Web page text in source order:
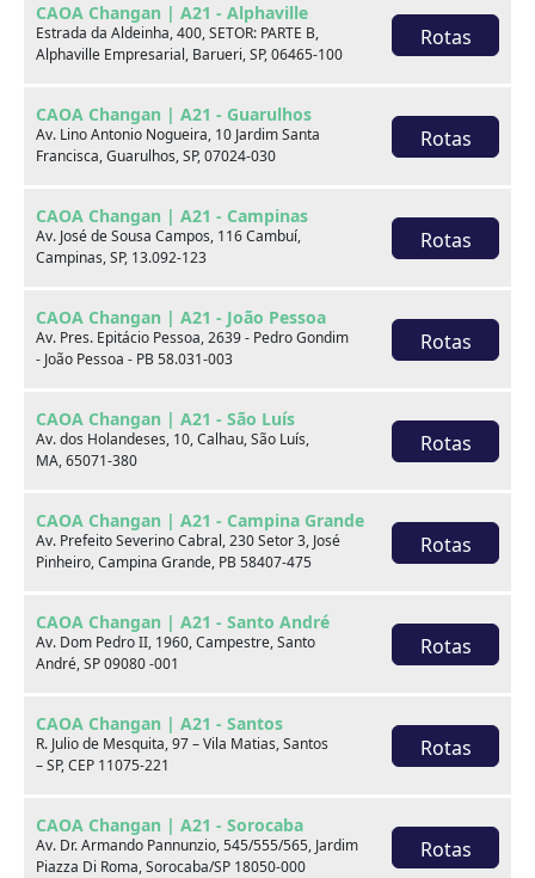
CAOA Changan | A21 - Alphaville
Estrada da Aldeinha, 400, SETOR: PARTE B,
Alphaville Empresarial, Barueri, SP, 06465-100
Rotas
CAOA Changan | A21 - Guarulhos
Av. Lino Antonio Nogueira, 10 Jardim Santa
Francisca, Guarulhos, SP, 07024-030
Rotas
CAOA Changan | A21 - Campinas
Av. José de Sousa Campos, 116 Cambuí,
Campinas, SP, 13.092-123
Rotas
CAOA Changan | A21 - João Pessoa
Av. Pres. Epitácio Pessoa, 2639 - Pedro Gondim
- João Pessoa - PB 58.031-003
Rotas
CAOA Changan | A21 - São Luís
Av. dos Holandeses, 10, Calhau, São Luís,
MA, 65071-380
Rotas
CAOA Changan | A21 - Campina Grande
Av. Prefeito Severino Cabral, 230 Setor 3, José
Pinheiro, Campina Grande, PB 58407-475
Rotas
CAOA Changan | A21 - Santo André
Av. Dom Pedro II, 1960, Campestre, Santo
André, SP 09080 -001
Rotas
CAOA Changan | A21 - Santos
R. Julio de Mesquita, 97 – Vila Matias, Santos
– SP, CEP 11075-221
Rotas
CAOA Changan | A21 - Sorocaba
Av. Dr. Armando Pannunzio, 545/555/565, Jardim
Piazza Di Roma, Sorocaba/SP 18050-000
Rotas
xxx
xxx
xxx
xxxxxx/xxxxxx
xxxxxx/xxxxxx
xxx
Consulte por marca